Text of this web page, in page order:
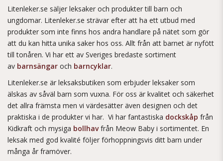
Litenleker.se säljer leksaker och produkter till barn och
ungdomar. Litenleker.se strävar efter att ha ett utbud med
produkter som inte finns hos andra handlare på nätet som gör
att du kan hitta unika saker hos oss. Allt från att barnet är nyfött
till tonåren. Vi har ett av Sveriges bredaste sortiment
av barnsängar och barncyklar.
Litenleker.se är leksaksbutiken som erbjuder leksaker som
älskas av såväl barn som vuxna. För oss är kvalitet och säkerhet
det allra främsta men vi värdesätter även designen och det
praktiska i de produkter vi har. Vi har fantastiska dockskåp från
Kidkraft och mysiga bollhavfrån Meow Baby i sortimentet. En
leksak med god kvalité följer förhoppningsvis ditt barn under
många år framöver.